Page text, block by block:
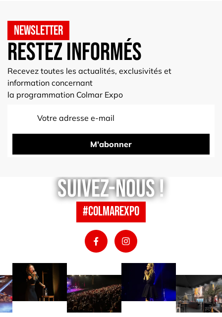
Newsletter
Restez informés
Recevez toutes les actualités, exclusivités et
information concernant
la programmation Colmar Expo
M'abonner
Suivez-nous !
#colmarexpo